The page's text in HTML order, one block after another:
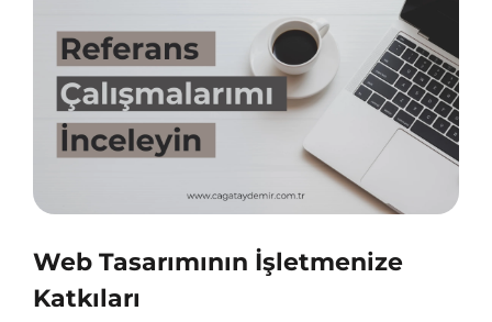
Web Tasarımının İşletmenize
Katkıları